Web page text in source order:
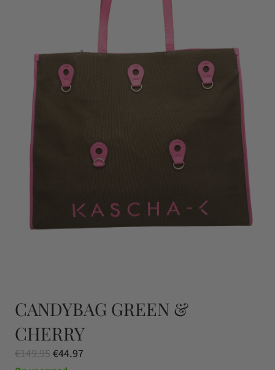
CANDYBAG GREEN &
CHERRY
€149.95Oorspronkelijke
€44.97Huidige